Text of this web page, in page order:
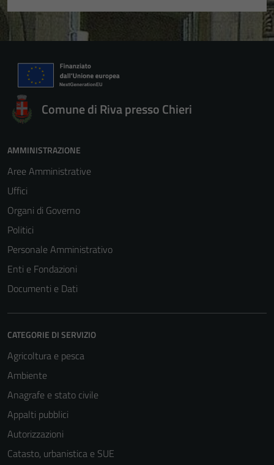
Comune di Riva presso Chieri
AMMINISTRAZIONE
Aree Amministrative
Uffici
Organi di Governo
Politici
Personale Amministrativo
Enti e Fondazioni
Documenti e Dati
CATEGORIE DI SERVIZIO
Agricoltura e pesca
Ambiente
Anagrafe e stato civile
Appalti pubblici
Autorizzazioni
Catasto, urbanistica e SUE